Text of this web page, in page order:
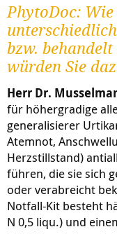
PhytoDoc:
bzw.
würden Sie
Herr Dr.
für höhergradige
generalisierer
Atemnot,
Herzstillstand)
führen, die sie sich
oder verabreicht
Notfall-Kit besteht
N 0,5 liqu.) und